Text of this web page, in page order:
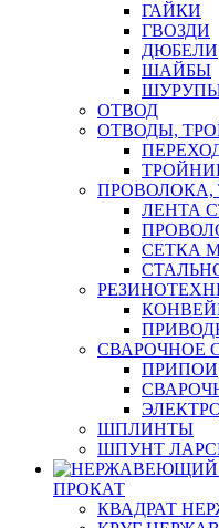
ГАЙКИ
ГВОЗДИ
ДЮБЕЛИ
ШАЙБЫ
ОТВОД
ОТВОДЫ,
ПРОВОЛОКА,
ЛЕНТА
СЕТКА
СВАРОЧНОЕ
ПРИПОИ
ШПЛИНТЫ
ШПУНТ
ПРОКАТ
КВАДРАТ